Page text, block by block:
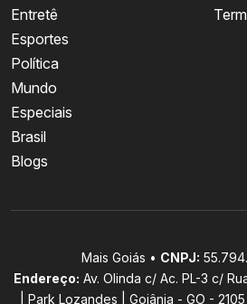
Entretê
Esportes
Política
Mundo
Especiais
Brasil
Blogs
Mais Goiás • CNPJ:
Endereço: Av. Olinda c/ Ac. PL-3 c/
| Park Lozandes | Goiânia - GO -